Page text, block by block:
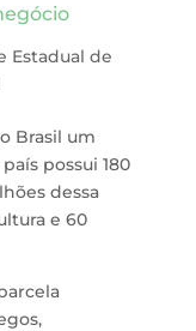
Estadual de
Brasil um
possui 180
dessa
e 60